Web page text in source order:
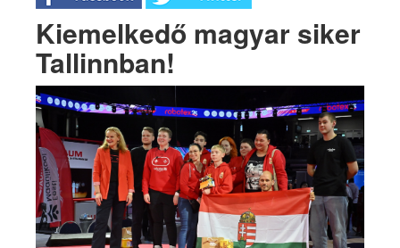
Kiemelkedő magyar siker
Tallinnban!